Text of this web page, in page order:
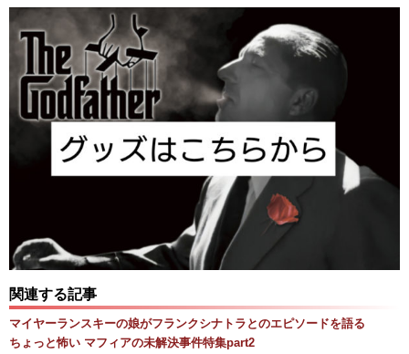
関連する記事
マイヤーランスキーの娘がフランクシナトラとのエピソードを語る
ちょっと怖い マフィアの未解決事件特集part2